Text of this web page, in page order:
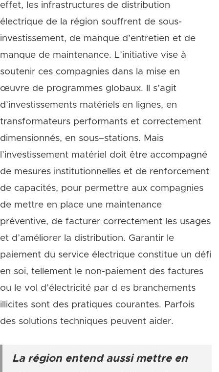
effet, les infrastructures de distribution
électrique de la région souffrent de sous-
investissement, de manque d’entretien et de
manque de maintenance. L’initiative vise à
soutenir ces compagnies dans la mise en
œuvre de programmes globaux. Il s’agit
d’investissements matériels en lignes, en
transformateurs performants et correctement
dimensionnés, en sous–stations. Mais
l’investissement matériel doit être accompagné
de mesures institutionnelles et de renforcement
de capacités, pour permettre aux compagnies
de mettre en place une maintenance
préventive, de facturer correctement les usages
et d’améliorer la distribution. Garantir le
paiement du service électrique constitue un défi
en soi, tellement le non-paiement des factures
ou le vol d’électricité par d es branchements
illicites sont des pratiques courantes. Parfois
des solutions techniques peuvent aider.
La région entend aussi mettre en